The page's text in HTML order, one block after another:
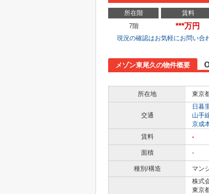
所在階 賃料
7階
***万円
現況の確認はお気軽にお問い合
メゾン東尾久の物件概要
所在地
東京
交通
日暮
山手
京成
賃料
-
面積 -
種別/構造 マン
株式
東京